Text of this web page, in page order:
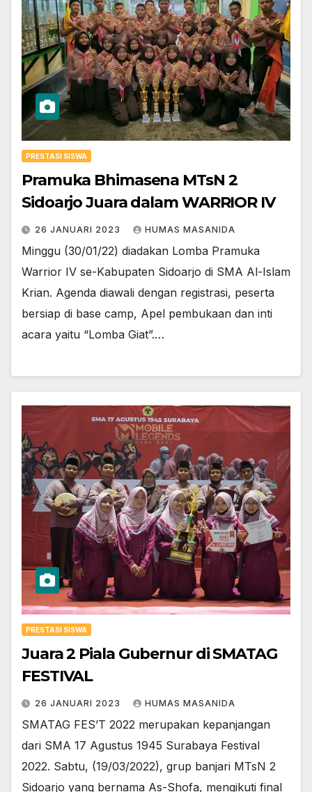
PRESTASI SISWA
Pramuka Bhimasena MTsN 2
Sidoarjo Juara dalam WARRIOR IV
26 JANUARI 2023 HUMAS MASANIDA
Minggu (30/01/22) diadakan Lomba Pramuka
Warrior IV se-Kabupaten Sidoarjo di SMA Al-Islam
Krian. Agenda diawali dengan registrasi, peserta
bersiap di base camp, Apel pembukaan dan inti
acara yaitu “Lomba Giat”.…
PRESTASI SISWA
Juara 2 Piala Gubernur di SMATAG
FESTIVAL
26 JANUARI 2023 HUMAS MASANIDA
SMATAG FES’T 2022 merupakan kepanjangan
dari SMA 17 Agustus 1945 Surabaya Festival
2022. Sabtu, (19/03/2022), grup banjari MTsN 2
Sidoarjo yang bernama As-Shofa, mengikuti final